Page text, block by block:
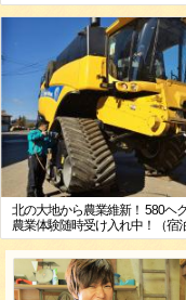
北の大地から農業維新！ 580ヘ
農業体験随時受け入れ中！（宿